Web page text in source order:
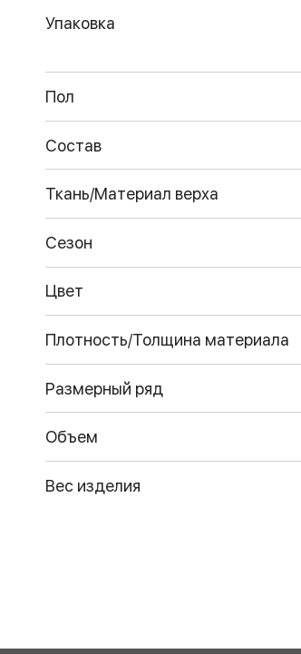
Упаковка
Пол
Состав
Ткань/Материал верха
Сезон
Цвет
Плотность/Толщина материала
Размерный ряд
Объем
Вес изделия